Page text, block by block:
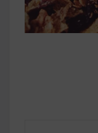
七大經
啦！